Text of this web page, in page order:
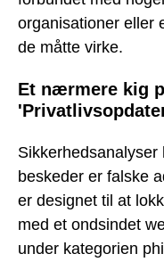
organisationer eller
de måtte virke.
Et nærmere kig
beskeder er falske
er designet til at
med et ondsindet
under kategorien